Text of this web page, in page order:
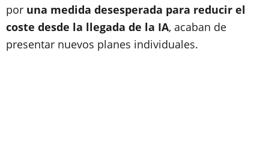
por una medida desesperada para reducir el
coste desde la llegada de la IA, acaban de
presentar nuevos planes individuales.